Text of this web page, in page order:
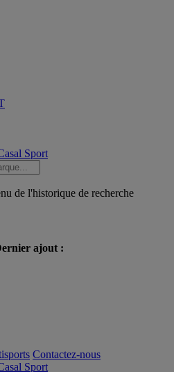
de l'historique de recherche
ajout :
Contactez-nous